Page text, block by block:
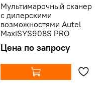
Мультимарочный сканер
с дилерскими
возможностями Autel
MaxiSYS908S PRO
Цена по запросу